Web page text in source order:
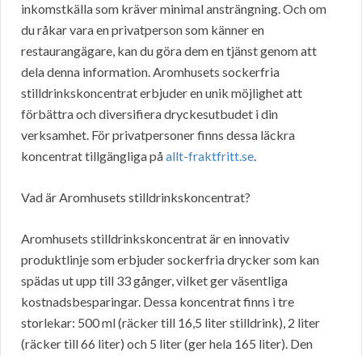
inkomstkälla som kräver minimal ansträngning. Och om
du råkar vara en privatperson som känner en
restaurangägare, kan du göra dem en tjänst genom att
dela denna information. Aromhusets sockerfria
stilldrinkskoncentrat erbjuder en unik möjlighet att
förbättra och diversifiera dryckesutbudet i din
verksamhet. För privatpersoner finns dessa läckra
koncentrat tillgängliga påallt-fraktfritt.se.
Vad är Aromhusets stilldrinkskoncentrat?
Aromhusets stilldrinkskoncentrat är en innovativ
produktlinje som erbjuder sockerfria drycker som kan
spädas ut upp till 33 gånger, vilket ger väsentliga
kostnadsbesparingar. Dessa koncentrat finns i tre
storlekar: 500 ml (räcker till 16,5 liter stilldrink), 2 liter
(räcker till 66 liter) och 5 liter (ger hela 165 liter). Den